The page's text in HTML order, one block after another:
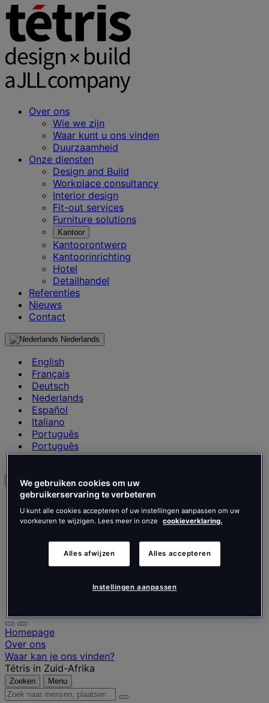
Over ons
Wie we zijn
Waar kunt u ons vinden
Duurzaamheid
Onze diensten
Design and Build
Workplace consultancy
Interior design
Fit-out services
Furniture solutions
Kantoor
Kantoorontwerp
Kantoorinrichting
Hotel
Detailhandel
Referenties
Nieuws
Contact
Nederlands
English
Français
Deutsch
Nederlands
Español
Italiano
Português
Português
Polski
Français
Deutsch
Nederlands
Español
Italiano
Homepage
Over ons
Waar kan je ons vinden?
Tétris in Zuid-Afrika
Zoeken Menu
Zoek
We gebruiken cookies om uw
gebruikerservaring te verbeteren
U kunt alle cookies accepteren of uw instellingen aanpassen om uw
voorkeuren te wijzigen. Lees meer in onze
cookieverklaring.
Alles afwijzen Alles accepteren
Instellingen aanpassen